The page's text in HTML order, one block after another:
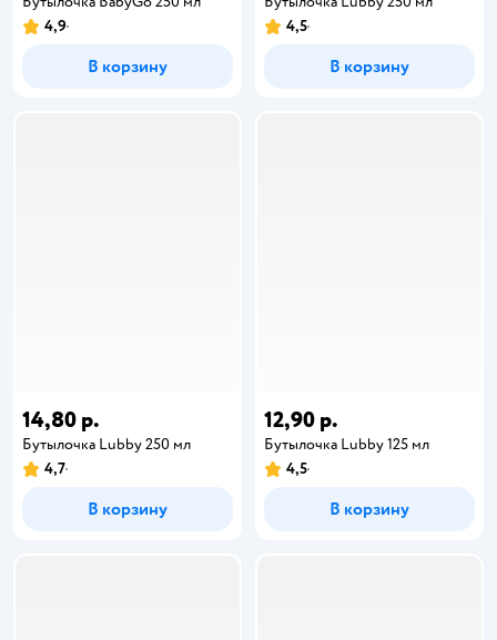
4,9
В корзину
4,5
В корзину
14,80 р.
Бутылочка Lubby 250 мл
4,7
В корзину
12,90 р.
Бутылочка Lubby 125 мл
4,5
В корзину